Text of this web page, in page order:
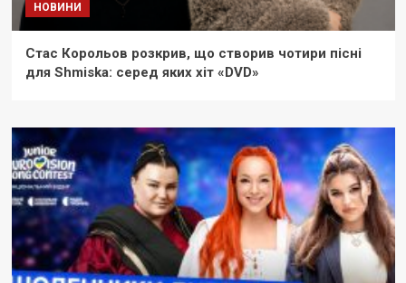
НОВИНИ
Стас Корольов розкрив, що створив чотири пісні
для Shmiska: серед яких хіт «DVD»